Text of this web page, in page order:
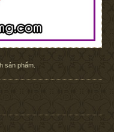
sản phẩm.